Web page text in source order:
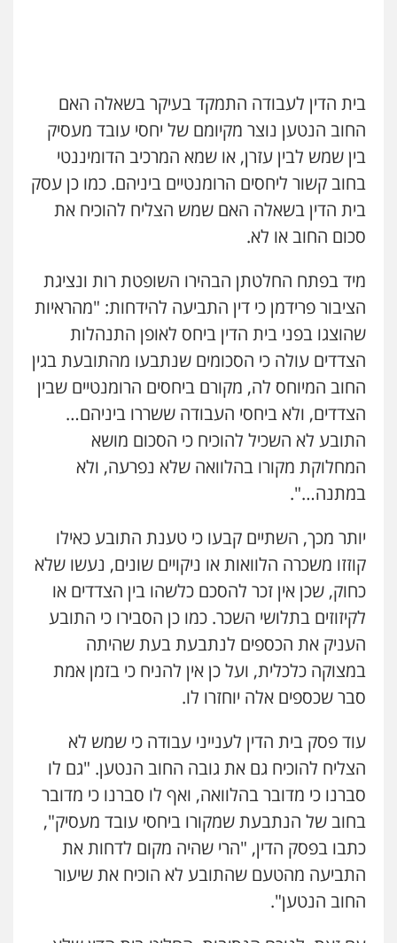
בית הדין לעבודה התמקד בעיקר בשאלה האם
החוב הנטען נוצר מקיומם של יחסי עובד מעסיק
בין שמש לבין עזרן, או שמא המרכיב הדומיננטי
בחוב קשור ליחסים הרומנטיים ביניהם. כמו כן עסק
בית הדין בשאלה האם שמש הצליח להוכיח את
סכום החוב או לא.
מיד בפתח החלטתן הבהירו השופטת רות ונציגת
הציבור פרידמן כי דין התביעה להידחות: "מהראיות
שהוצגו בפני בית הדין ביחס לאופן התנהלות
הצדדים עולה כי הסכומים שנתבעו מהתובעת בגין
החוב המיוחס לה, מקורם ביחסים הרומנטיים שבין
הצדדים, ולא ביחסי העבודה ששררו ביניהם…
התובע לא השכיל להוכיח כי הסכום מושא
המחלוקת מקורו בהלוואה שלא נפרעה, ולא
במתנה…".
יותר מכך, השתיים קבעו כי טענת התובע כאילו
קוזזו משכרה הלוואות או ניקויים שונים, נעשו שלא
כחוק, שכן אין זכר להסכם כלשהו בין הצדדים או
לקיזוזים בתלושי השכר. כמו כן הסבירו כי התובע
העניק את הכספים לנתבעת בעת שהיתה
במצוקה כלכלית, ועל כן אין להניח כי בזמן אמת
סבר שכספים אלה יוחזרו לו.
עוד פסק בית הדין לענייני עבודה כי שמש לא
הצליח להוכיח גם את גובה החוב הנטען. "גם לו
סברנו כי מדובר בהלוואה, ואף לו סברנו כי מדובר
בחוב של הנתבעת שמקורו ביחסי עובד מעסיק",
כתבו בפסק הדין, "הרי שהיה מקום לדחות את
התביעה מהטעם שהתובע לא הוכיח את שיעור
החוב הנטען".
ניר קידר – צלם
צילום עורכי דין שירותים מקצועיים לעורכי
דין
0504578527
0522508109
אחסון אתרים
מהירות הגנה גיבוי תמיכה שירותים
מקצועיים לעורכי דין
מרכז התחלה חדשה
0544500346
מאיה בלום, עו"ס, טיפול ושיקום
טיפול בהתמכרויות שירותים מקצועיים
לעורכי דין
0504062539